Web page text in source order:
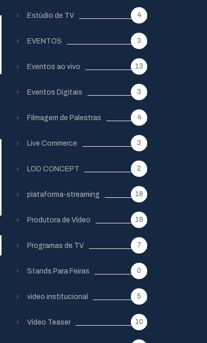
Estúdio de TV 4
EVENTOS 3
Eventos ao vivo 13
Eventos Digitais 3
Filmagem de Palestras 4
Live Commerce 3
LOD CONCEPT 2
plataforma-streaming 18
Produtora de Vídeo 19
Programas de TV 7
Stands Para Feiras 0
video institucional 5
Vídeo Teaser 10